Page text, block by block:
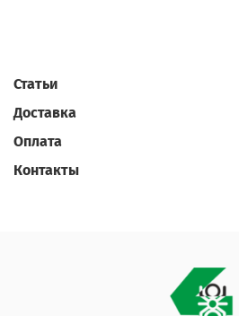
Статьи
Доставка
Оплата
Контакты